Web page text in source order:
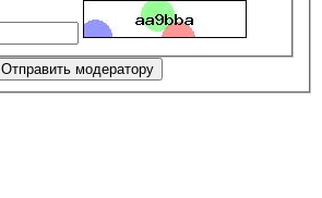
Отправить модератору